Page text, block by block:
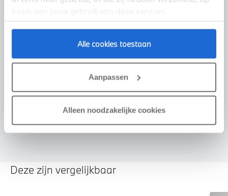
basis van jouw gebruik van deze services.
Alle cookies toestaan
Aanpassen
Alleen noodzakelijke cookies
Voorstel aanvragen
We verrekenen de waarde van uw auto
Deze zijn vergelijkbaar